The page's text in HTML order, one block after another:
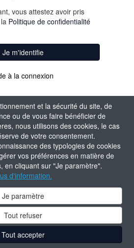
et la sécurité du site, de
ou de vous faire bénéficier de
nous utilisons des cookies, le cas
de votre consentement.
des typologies de cookies
vos préférences en matière de
en cliquant sur "Je paramètre".
d'information.
Je paramètre
Tout refuser
Tout accepter
vous attestez avoir pris
Politique de confidentialité
Je m'identifie
à la connexion